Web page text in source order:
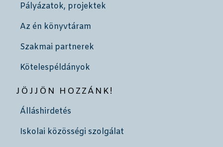
Pályázatok, projektek
Az én könyvtáram
Szakmai partnerek
Kötelespéldányok
JÖJJÖN HOZZÁNK!
Álláshirdetés
Iskolai közösségi szolgálat